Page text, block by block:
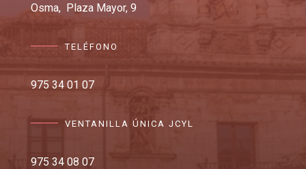
Osma, Plaza Mayor, 9
TELÉFONO
975 34 01 07
VENTANILLA ÚNICA JCYL
975 34 08 07